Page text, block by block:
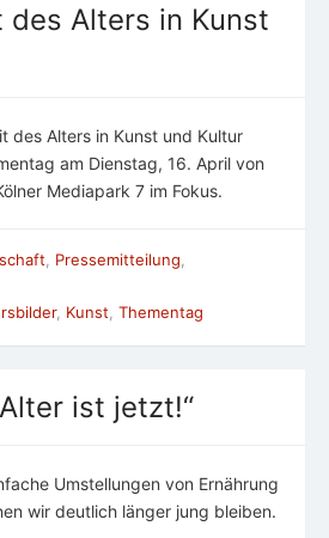
des Alters in Kunst
des Alters in Kunst und Kultur
am Dienstag, 16. April von
Mediapark 7 im Fokus.
Pressemitteilung
, Kunst Thementag
ist jetzt!“
Umstellungen von Ernährung
wir deutlich länger jung bleiben.